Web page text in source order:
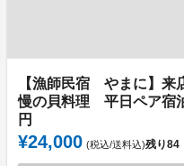
【漁師民宿 やまに】来
慢の貝料理 平日ペア宿
円
¥24,000 (税込/送料込)残り84